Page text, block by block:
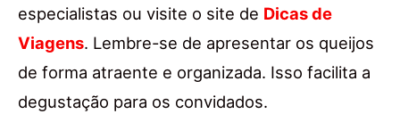
especialistas ou visite o site de Dicas de
Viagens. Lembre-se de apresentar os queijos
de forma atraente e organizada. Isso facilita a
degustação para os convidados.